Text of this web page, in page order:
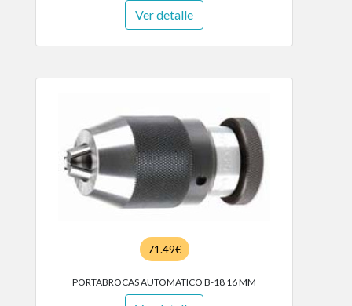
Ver detalle
71.49€
PORTABROCAS AUTOMATICO B-18 16 MM